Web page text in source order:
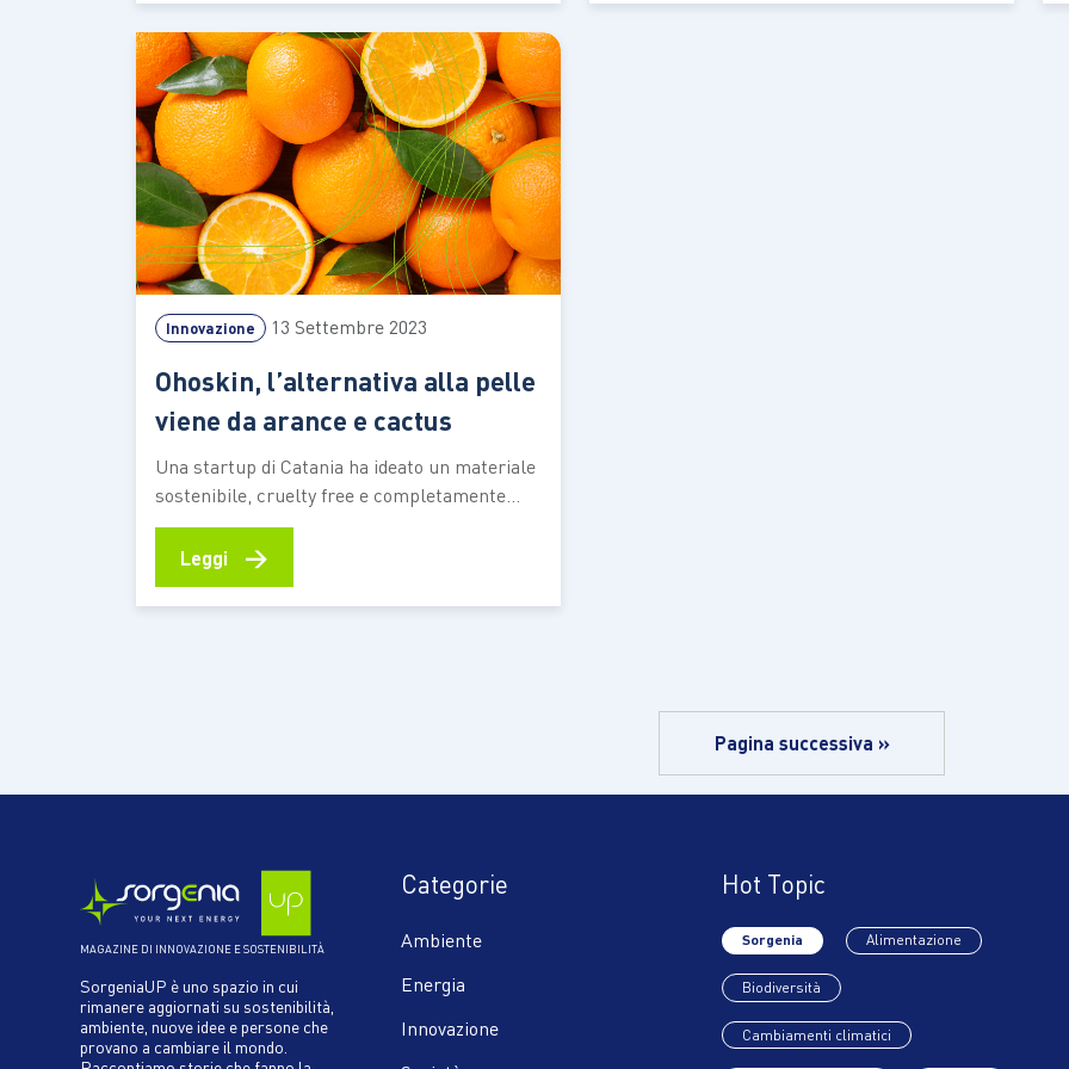
anche il fast fashion ha avuto un ruolo
importante nel favorire tali comportamenti. Il
fast fashion è un…
accuratamente che tipo di regali farai
Innovazione 13 Settembre 2023
Ohoskin, l’alternativa alla pelle
viene da arance e cactus
Una startup di Catania ha ideato un materiale
sostenibile, cruelty free e completamente
Made in Italy che può essere utilizzato nel
mondo della moda, dell’interior design e
della moda e di tutti i settori in cui viene
Leggi →
Pagina successiva »
MAGAZINE DI INNOVAZIONE E SOSTENIBILITÀ
SorgeniaUP è uno spazio in cui
rimanere aggiornati su sostenibilità,
ambiente, nuove idee e persone che
provano a cambiare il mondo.
Categorie
Ambiente
Energia
Innovazione
Hot Topic
Sorgenia Alimentazione
Biodiversità
Cambiamenti climatici